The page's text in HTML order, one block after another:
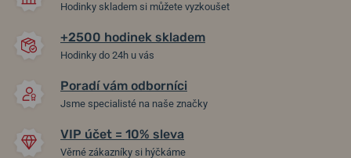
Hodinky skladem si můžete vyzkoušet
+2500 hodinek skladem
Hodinky do 24h u vás
Poradí vám odborníci
Jsme specialisté na naše značky
VIP účet = 10% sleva
Věrné zákazníky si hýčkáme